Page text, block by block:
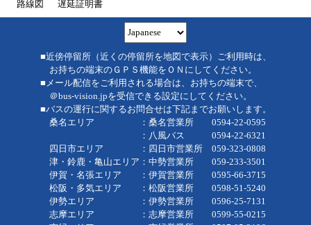
路線図 遅延証明書
■近傍停留所（近くの停留所を地図で表示）ご利用時は、
お持ちの端末のＧＰＳ機能をＯＮにしてください。
■メール配信をご利用される場合は、お持ちの端末で、
＠bus-vision.jpを受信できる設定にしてください。
■バスの運行に関するお問合せは下記までお願いします。
桑名エリア ：桑名営業所 0594-22-0595
：八風バス 0594-22-6321
四日市エリア ：四日市営業所 059-323-0808
津・鈴鹿・亀山エリア：中勢営業所 059-233-3501
伊賀・名張エリア ：伊賀営業所 0595-66-3715
松阪・多気エリア ：松阪営業所 0598-51-5240
伊勢エリア ：伊勢営業所 0596-25-7131
志摩エリア ：志摩営業所 0599-55-0215